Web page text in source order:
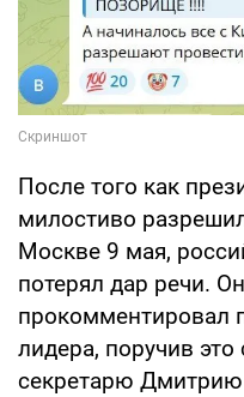
После того как
милостиво
Москве 9 мая,
потерял дар речи.
прокомментировал
лидера, поручив
секретарю